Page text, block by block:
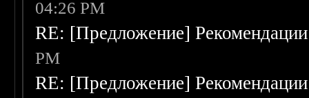
04:26 PM
RE: [Предложение]
PM
RE: [Предложение]